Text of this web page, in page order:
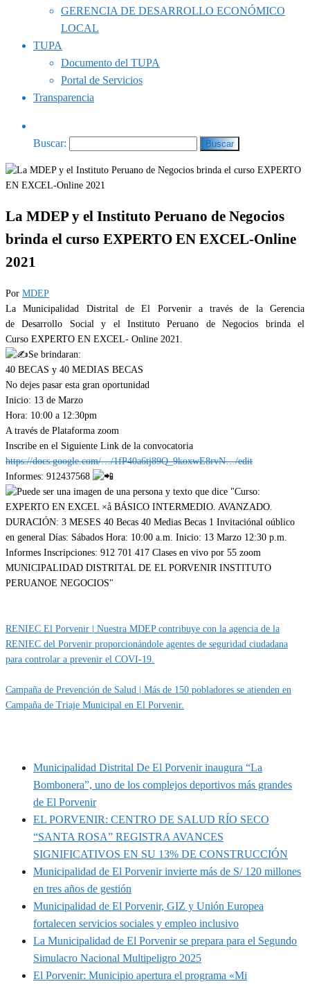
GERENCIA DE DESARROLLO ECONÓMICO
LOCAL
TUPA
Documento del TUPA
Portal de Servicios
Transparencia
Buscar:
La MDEP y el Instituto Peruano de Negocios
brinda el curso EXPERTO EN EXCEL-Online
2021
Por MDEP
La Municipalidad Distrital de El Porvenir a través de la Gerencia
de Desarrollo Social y el Instituto Peruano de Negocios brinda el
Curso EXPERTO EN EXCEL- Online 2021.
Se brindaran:
40 BECAS y 40 MEDIAS BECAS
No dejes pasar esta gran oportunidad
Inicio: 13 de Marzo
Hora: 10:00 a 12:30pm
A través de Plataforma zoom
Inscribe en el Siguiente Link de la convocatoria
https://docs.google.com/…/1fP40a6tj89Q_9koxwE8rvN…/edit
Informes: 912437568
RENIEC El Porvenir | Nuestra MDEP contribuye con la agencia de la
RENIEC del Porvenir proporcionándole agentes de seguridad ciudadana
para controlar a prevenir el COVI-19.
Campaña de Prevención de Salud | Más de 150 pobladores se atienden en
Campaña de Triaje Municipal en El Porvenir.
Municipalidad Distrital De El Porvenir inaugura “La
Bombonera”, uno de los complejos deportivos más grandes
de El Porvenir
EL PORVENIR: CENTRO DE SALUD RÍO SECO
“SANTA ROSA” REGISTRA AVANCES
SIGNIFICATIVOS EN SU 13% DE CONSTRUCCIÓN
Municipalidad de El Porvenir invierte más de S/ 120 millones
en tres años de gestión
Municipalidad de El Porvenir, GIZ y Unión Europea
fortalecen servicios sociales y empleo inclusivo
La Municipalidad de El Porvenir se prepara para el Segundo
Simulacro Nacional Multipeligro 2025
El Porvenir: Municipio apertura el programa «Mi